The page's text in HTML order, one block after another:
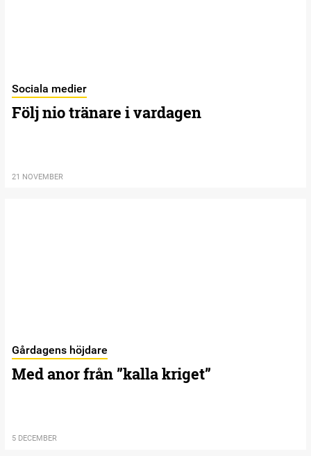
Sociala medier
Följ nio tränare i vardagen
21 NOVEMBER
Gårdagens höjdare
Med anor från ”kalla kriget”
5 DECEMBER